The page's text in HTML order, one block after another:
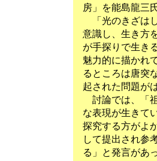
房」を能島龍三
「光のきざは
意識し、生き方
が手探りで生き
魅力的に描かれ
るところは唐突
起された問題が
討論では、「
な表現が生きて
探究する方がよ
して提出され参
る」と発言があ